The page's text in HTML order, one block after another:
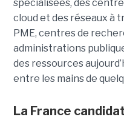
spécialisées, des
cloud et des réseaux à
PME, centres de
administrations
des ressources
entre les mains de
La France